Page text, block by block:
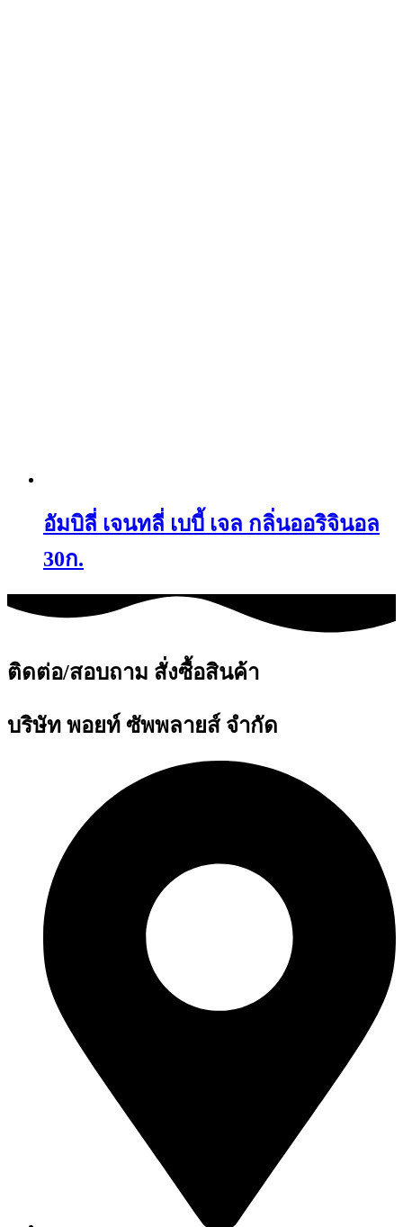
อัมบิลี่ เจนทลี่ เบบี้ เจล กลิ่นออริจินอล
30ก.
ติดต่อ/สอบถาม สั่งซื้อสินค้า
บริษัท พอยท์ ซัพพลายส์ จำกัด